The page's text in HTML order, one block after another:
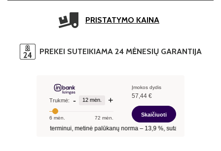
PRISTATYMO KAINA
PREKEI SUTEIKIAMA 24 MĖNESIŲ GARANTIJA